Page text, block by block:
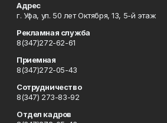
Адрес
г. Уфа, ул. 50 лет Октября, 13, 5-й этаж
Рекламная служба
8(347)272-62-61
Приемная
8(347)272-05-43
Сотрудничество
8(347) 273-83-92
Отдел кадров